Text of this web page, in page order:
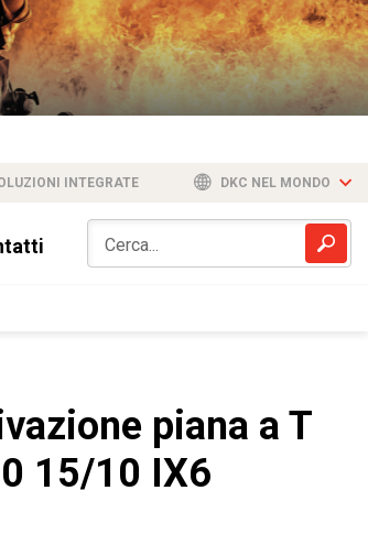
INTEGRATE DKC NEL MONDO
piana a T
15/10 IX6